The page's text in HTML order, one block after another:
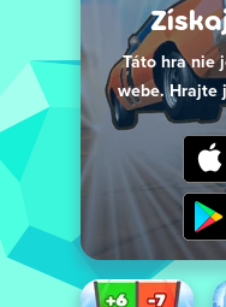
Táto hra nie
webe. Hrajte